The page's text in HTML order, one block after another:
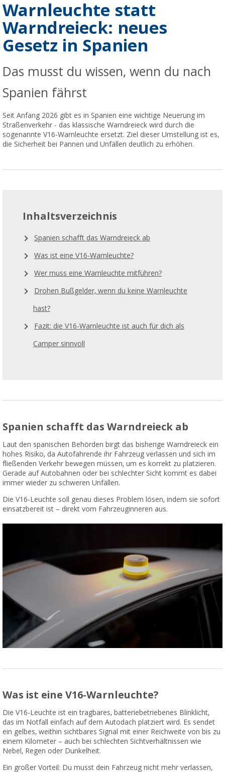
Warnleuchte statt
Warndreieck: neues
Gesetz in Spanien
Das musst du wissen, wenn du nach
Spanien fährst
Seit Anfang 2026 gibt es in Spanien eine wichtige Neuerung im
Straßenverkehr - das klassische Warndreieck wird durch die
sogenannte V16-Warnleuchte ersetzt. Ziel dieser Umstellung ist es,
die Sicherheit bei Pannen und Unfällen deutlich zu erhöhen.
Inhaltsverzeichnis
Spanien schafft das Warndreieck ab
Was ist eine V16-Warnleuchte?
Wer muss eine Warnleuchte mitführen?
Drohen Bußgelder, wenn du keine Warnleuchte
hast?
Fazit: die V16-Warnleuchte ist auch für dich als
Camper sinnvoll
Spanien schafft das Warndreieck ab
Laut den spanischen Behörden birgt das bisherige Warndreieck ein
hohes Risiko, da Autofahrende ihr Fahrzeug verlassen und sich im
fließenden Verkehr bewegen müssen, um es korrekt zu platzieren.
Gerade auf Autobahnen oder bei schlechter Sicht kommt es dabei
immer wieder zu schweren Unfällen.
Die V16-Leuchte soll genau dieses Problem lösen, indem sie sofort
einsatzbereit ist – direkt vom Fahrzeuginneren aus.
Was ist eine V16-Warnleuchte?
Die V16-Leuchte ist ein tragbares, batteriebetriebenes Blinklicht,
das im Notfall einfach auf dem Autodach platziert wird. Es sendet
ein gelbes, weithin sichtbares Signal mit einer Reichweite von bis zu
einem Kilometer – auch bei schlechten Sichtverhältnissen wie
Nebel, Regen oder Dunkelheit.
Ein großer Vorteil: Du musst dein Fahrzeug nicht mehr verlassen,